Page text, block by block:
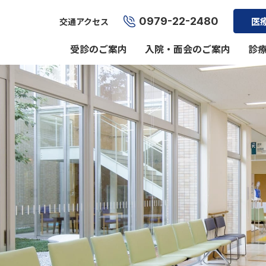
交通アクセス 0979-22-2480 医
受診のご案内 入院・面会のご案内 診